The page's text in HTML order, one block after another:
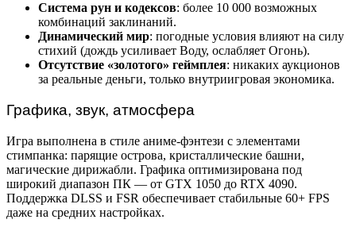
Система рун и кодексов: более 10 000 возможных
комбинаций заклинаний.
Динамический мир: погодные условия влияют на силу
стихий (дождь усиливает Воду, ослабляет Огонь).
Отсутствие «золотого» геймплея: никаких аукционов
за реальные деньги, только внутриигровая экономика.
Графика, звук, атмосфера
Игра выполнена в стиле аниме-фэнтези с элементами
стимпанка: парящие острова, кристаллические башни,
магические дирижабли. Графика оптимизирована под
широкий диапазон ПК — от GTX 1050 до RTX 4090.
Поддержка DLSS и FSR обеспечивает стабильные 60+ FPS
даже на средних настройках.